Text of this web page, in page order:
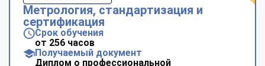
Метрология, стандартизация и
сертификация
Срок обучения
от 256 часов
Получаемый документ
Диплом о профессиональной